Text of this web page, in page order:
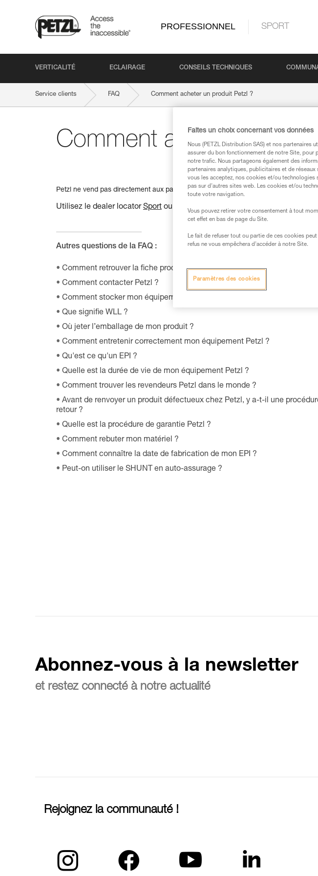
PROFESSIONNEL SPORT
VERTICALITÉ ECLAIRAGE CONSEILS TECHNIQUES
Service clients FAQ Comment acheter un produit Petzl ?
Comment acheter un
Petzl ne vend pas directement aux particuliers (excepté aux USA). Seuls les
Utilisez le dealer locatorSportou pour trouver le détaillant Petzl le plus
Autres questions de la FAQ :
Comment retrouver la fiche produit relative aux qualités et
Comment contacter Petzl ?
Comment stocker mon équipement ?
Que signifie WLL ?
Où jeter l’emballage de mon produit ?
Comment entretenir correctement mon équipement Petzl ?
Qu'est ce qu'un EPI ?
Quelle est la durée de vie de mon équipement Petzl ?
Comment trouver les revendeurs Petzl dans le monde ?
Avant de renvoyer un produit défectueux chez Petzl, y a-t-il une
retour ?
Quelle est la procédure de garantie Petzl ?
Comment rebuter mon matériel ?
Comment connaître la date de fabrication de mon EPI ?
Peut-on utiliser le SHUNT en auto-assurage ?
Abonnez-vous à la newsletter
et restez connecté à notre actualité
Rejoignez la communauté !
Faites un choix concernant vos données
Nous (PETZL Distribution SAS) et nos
assurer du bon fonctionnement de notre Site,
notre trafic. Nous partageons également des
partenaires analytiques, publicitaires et de
vous les acceptez, nos cookies et/ou
pas sur d’autres sites web. Les cookies et/ou
toute votre navigation.
Vous pouvez retirer votre consentement à tout
cet effet en bas de page du Site.
Le fait de refuser tout ou partie de ces cookies
refus ne vous empêchera d’accéder à notre Site.
Paramètres des cookies